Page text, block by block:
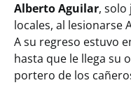
Alberto Aguilar,
locales, al lesionarse
A su regreso estuvo
hasta que le llega su
portero de los